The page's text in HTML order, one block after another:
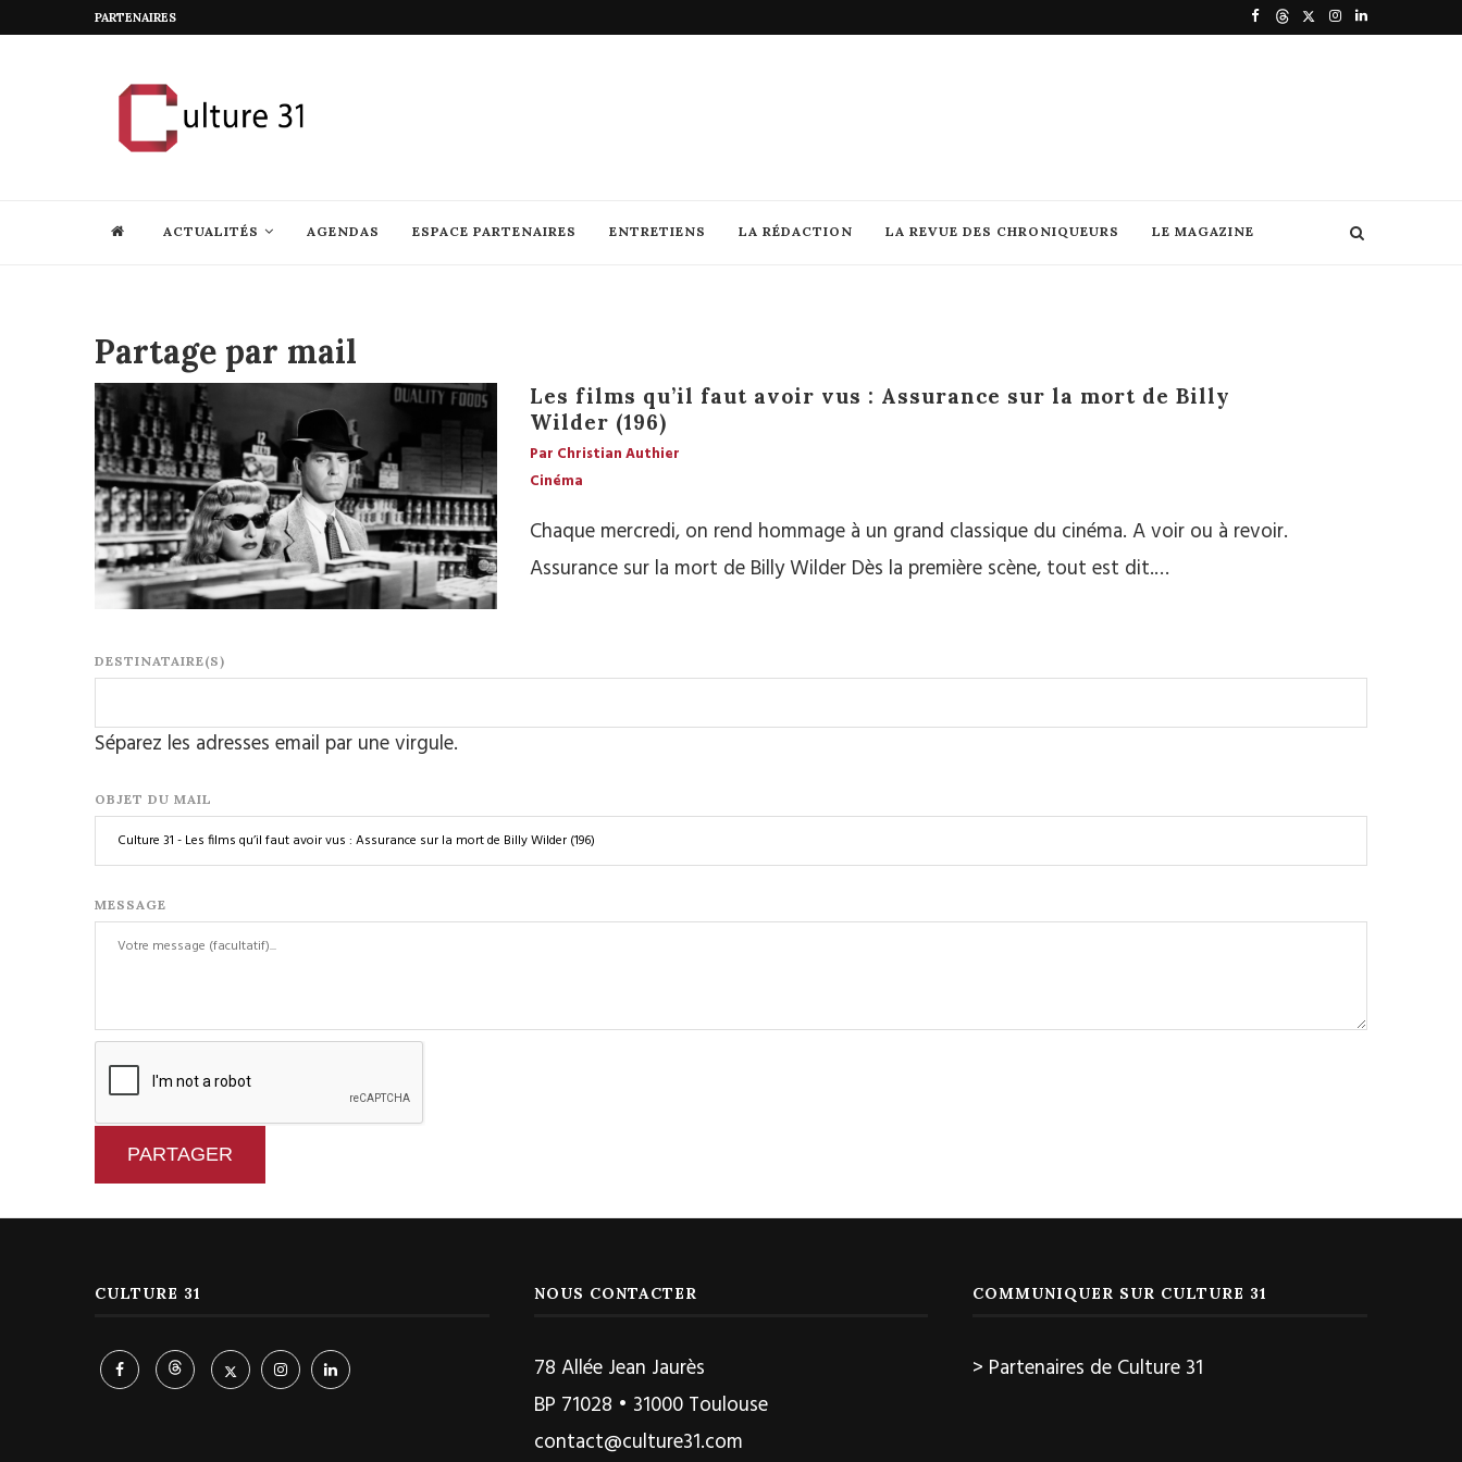
PARTENAIRES
ACTUALITÉS AGENDAS ESPACE PARTENAIRES ENTRETIENS LA RÉDACTION LA REVUE DES CHRONIQUEURS LE MAGAZINE
Partage par mail
Les films qu’il faut avoir vus : Assurance sur la mort de Billy
Wilder (196)
Par Christian Authier
Cinéma
Chaque mercredi, on rend hommage à un grand classique du cinéma. A voir ou à revoir.
Assurance sur la mort de Billy Wilder Dès la première scène, tout est dit.…
DESTINATAIRE(S)
Séparez les adresses email par une virgule.
OBJET DU MAIL
MESSAGE
PARTAGER
CULTURE 31 NOUS CONTACTER
78 Allée Jean Jaurès
BP 71028 • 31000 Toulouse
contact@culture31.com
COMMUNIQUER SUR CULTURE 31
> Partenaires de Culture 31